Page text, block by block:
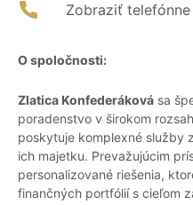
Zobraziť
O spoločnosti:
Zlatica Konfederáková sa
poradenstvo v širokom
poskytuje komplexné služby
ich majetku. Prevažujúcim
personalizované riešenia,
finančných portfólií s cieľom